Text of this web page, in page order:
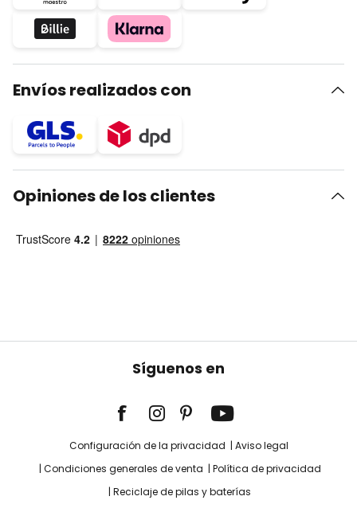
Envíos realizados con
Opiniones de los clientes
Síguenos en
Configuración de la privacidad
Aviso legal
Condiciones generales de venta
Política de privacidad
Reciclaje de pilas y baterías